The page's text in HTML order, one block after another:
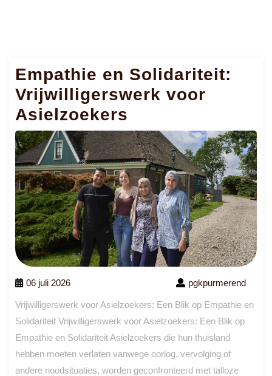
Empathie en Solidariteit:
Vrijwilligerswerk voor
Asielzoekers
06 juli 2026 pgkpurmerend
Vrijwilligerswerk voor Asielzoekers: Een Blik op Empathie en
Solidariteit Vrijwilligerswerk voor Asielzoekers: Een Blik op
Empathie en Solidariteit Asielzoekers die hun thuisland
hebben moeten verlaten vanwege oorlog, vervolging of
andere noodsituaties, worden geconfronteerd met talloze